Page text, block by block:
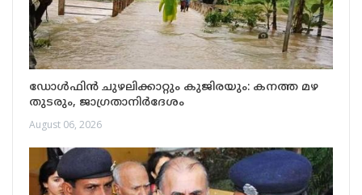
ഡോൾഫിൻ ചുഴലിക്കാറ്റും കുജിരയും: കനത്ത മഴ
തുടരും, ജാഗ്രതാനിർദേശം
August 06, 2026